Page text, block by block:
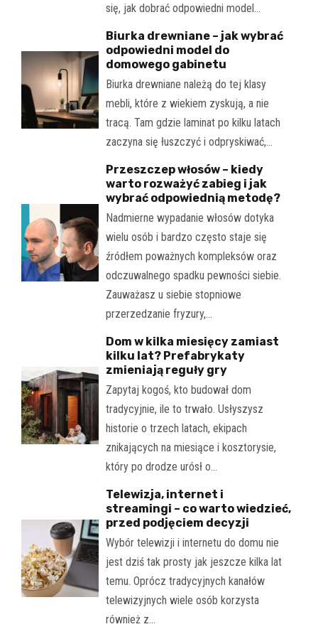
się, jak dobrać odpowiedni model…
Biurka drewniane – jak wybrać
odpowiedni model do
domowego gabinetu
Biurka drewniane należą do tej klasy
mebli, które z wiekiem zyskują, a nie
tracą. Tam gdzie laminat po kilku latach
zaczyna się łuszczyć i odpryskiwać,…
Przeszczep włosów – kiedy
warto rozważyć zabieg i jak
wybrać odpowiednią metodę?
Nadmierne wypadanie włosów dotyka
wielu osób i bardzo często staje się
źródłem poważnych kompleksów oraz
odczuwalnego spadku pewności siebie.
Zauważasz u siebie stopniowe
przerzedzanie fryzury,…
Dom w kilka miesięcy zamiast
kilku lat? Prefabrykaty
zmieniają reguły gry
Zapytaj kogoś, kto budował dom
tradycyjnie, ile to trwało. Usłyszysz
historie o trzech latach, ekipach
znikających na miesiące i kosztorysie,
który po drodze urósł o…
Telewizja, internet i
streamingi – co warto wiedzieć,
przed podjęciem decyzji
Wybór telewizji i internetu do domu nie
jest dziś tak prosty jak jeszcze kilka lat
temu. Oprócz tradycyjnych kanałów
telewizyjnych wiele osób korzysta
również z…